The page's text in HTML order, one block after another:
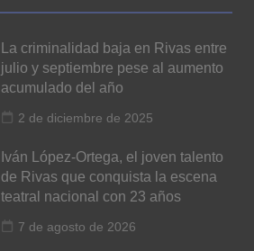
La criminalidad baja en Rivas entre
julio y septiembre pese al aumento
acumulado del año
2 de diciembre de 2025
Iván López-Ortega, el joven talento
de Rivas que conquista la escena
teatral nacional con 23 años
7 de agosto de 2026